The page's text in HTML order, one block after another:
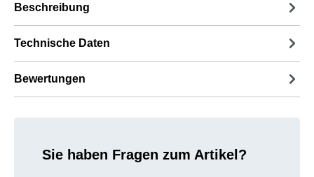
Beschreibung
Technische Daten
Bewertungen
Sie haben Fragen zum Artikel?